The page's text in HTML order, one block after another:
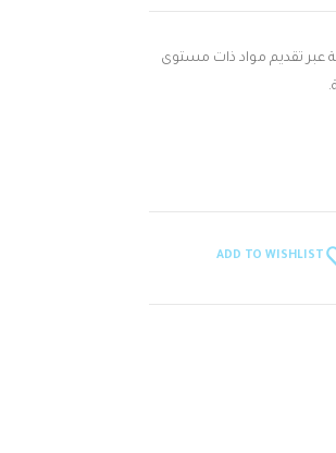
عبر تقديم مواد ذات مستوى
ADD TO WISHLIST